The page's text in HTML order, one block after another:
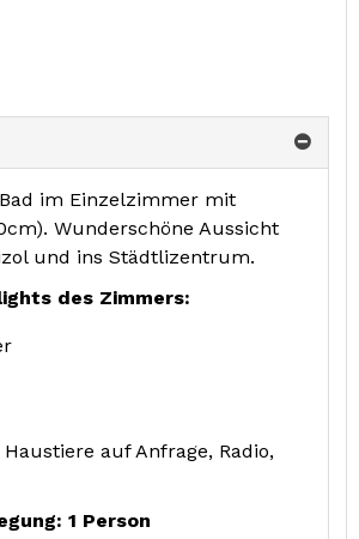
im Einzelzimmer mit
Wunderschöne Aussicht
und ins Städtlizentrum.
des Zimmers:
Haustiere auf Anfrage, Radio,
1 Person